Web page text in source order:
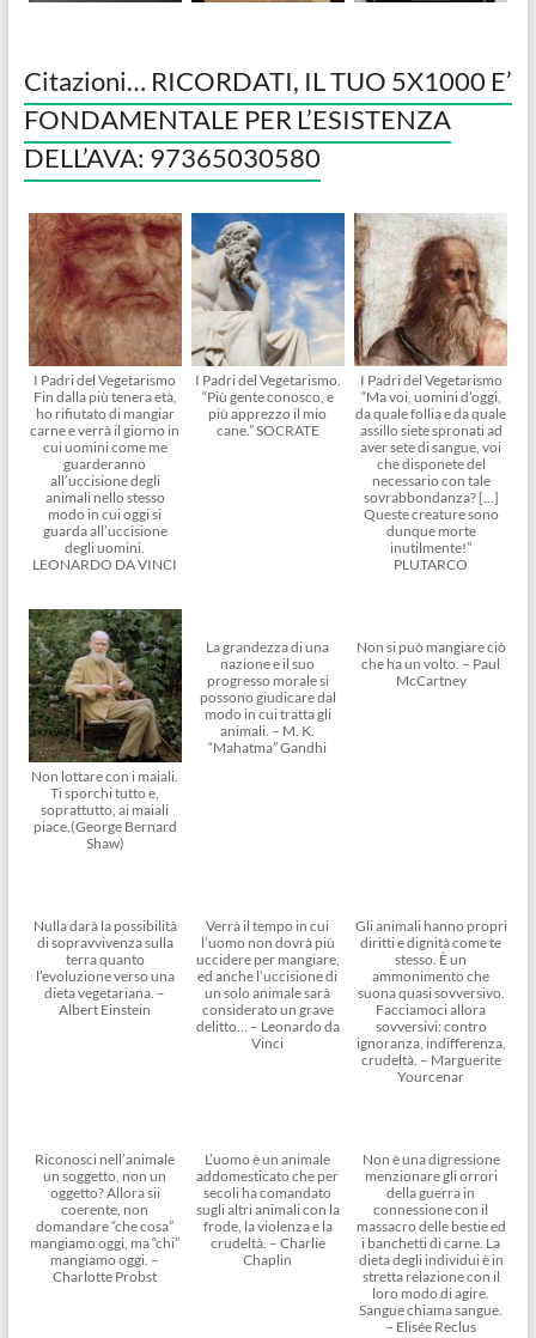
Citazioni… RICORDATI, IL TUO 5X1000 E’
FONDAMENTALE PER L’ESISTENZA
DELL’AVA: 97365030580
I Padri del Vegetarismo
Fin dalla più tenera età,
ho rifiutato di mangiar
carne e verrà il giorno in
cui uomini come me
guarderanno
all’uccisione degli
animali nello stesso
modo in cui oggi si
guarda all’uccisione
degli uomini.
LEONARDO DA VINCI
I Padri del Vegetarismo.
“Più gente conosco, e
più apprezzo il mio
cane.” SOCRATE
I Padri del Vegetarismo
“Ma voi, uomini d’oggi,
da quale follia e da quale
assillo siete spronati ad
aver sete di sangue, voi
che disponete del
necessario con tale
sovrabbondanza? […]
Queste creature sono
dunque morte
inutilmente!”
PLUTARCO
Non lottare con i maiali.
Ti sporchi tutto e,
soprattutto, ai maiali
piace.(George Bernard
Shaw)
La grandezza di una
nazione e il suo
progresso morale si
possono giudicare dal
modo in cui tratta gli
animali. – M. K.
“Mahatma” Gandhi
Non si può mangiare ciò
che ha un volto. – Paul
McCartney
Nulla darà la possibilità
di sopravvivenza sulla
terra quanto
l’evoluzione verso una
dieta vegetariana. –
Albert Einstein
Verrà il tempo in cui
l’uomo non dovrà più
uccidere per mangiare,
ed anche l’uccisione di
un solo animale sarà
considerato un grave
delitto… – Leonardo da
Vinci
Gli animali hanno propri
diritti e dignità come te
stesso. È un
ammonimento che
suona quasi sovversivo.
Facciamoci allora
sovversivi: contro
ignoranza, indifferenza,
crudeltà. – Marguerite
Yourcenar
Riconosci nell’animale
un soggetto, non un
oggetto? Allora sii
coerente, non
domandare “che cosa”
mangiamo oggi, ma “chi”
mangiamo oggi. –
Charlotte Probst
L’uomo è un animale
addomesticato che per
secoli ha comandato
sugli altri animali con la
frode, la violenza e la
crudeltà. – Charlie
Chaplin
Non è una digressione
menzionare gli orrori
della guerra in
connessione con il
massacro delle bestie ed
i banchetti di carne. La
dieta degli individui è in
stretta relazione con il
loro modo di agire.
Sangue chiama sangue.
– Elisée Reclus